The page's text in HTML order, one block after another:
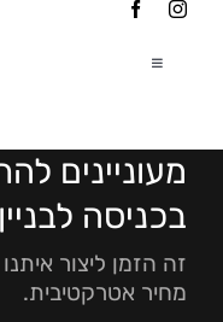
Skip
content
Toggle
מעוניינים
בכניסה
זה הזמן ליצור
מחיר אטרקטיבית.